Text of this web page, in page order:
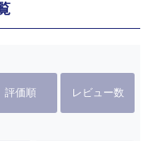
評価順 レビュー数